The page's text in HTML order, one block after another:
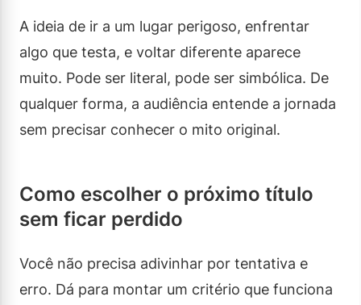
A ideia de ir a um lugar perigoso, enfrentar
algo que testa, e voltar diferente aparece
muito. Pode ser literal, pode ser simbólica. De
qualquer forma, a audiência entende a jornada
sem precisar conhecer o mito original.
Como escolher o próximo título
sem ficar perdido
Você não precisa adivinhar por tentativa e
erro. Dá para montar um critério que funciona